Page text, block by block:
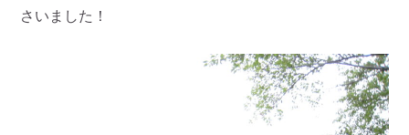
さいました！